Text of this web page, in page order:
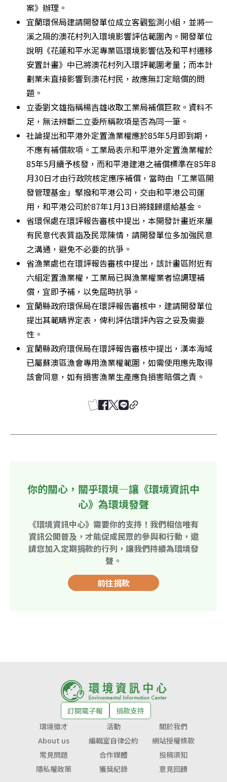
案》辦理。
宜蘭環保局建請開發單位成立客觀監測小組，並將一
溪之隔的澳花村列入環境影響評估範圍內。開發單位
說明《花蓮和平水泥專業區環境影響估及和平村遷移
安置計畫》中已將澳花村列入環評範圍考量；而本計
劃業未直接影響到澳花村民，故應無訂定賠償的問
題。
立委劉文雄指稱楊吉雄收取工業局補償巨款。資料不
足，無法辨斷二立委所稱款項是否為同一筆。
社論提出和平港外定置漁業權應於85年5月即到期，
不應有補償款項。工業局表示和平港外定置漁業權於
85年5月續予核發，而和平港建港之補償標準在85年8
月30日才由行政院核定應序補償，當時由「工業區開
發管理基金」掔撥和平港公司，交由和平港公司運
用，和平港公司於87年1月13日將錢歸還給基金。
省環保處在環評報告審核中提出，本開發計畫近來屢
有民意代表質詣及民眾陳情，請開發單位多加強民意
之溝通，避免不必要的抗爭。
省漁業處也在環評報告審核中提出，該計畫區附近有
六組定置漁業權，工業局已與漁業權業者協調理補
償，宜即予補，以免屆時抗爭。
宜蘭縣政府環保局在環評報告審核中，建請開發單位
提出其範疇界定表，俾利評估環評內容之妥及需要
性。
宜蘭縣政府環保局在環評報告審核中提出，漢本海域
已屬蘇澳區漁會專用漁業權範圍，如需使用應先取得
該會同意，如有損害漁業生產應負損害賠償之責。
你的關心，關乎環境—讓《環境資訊中
心》為環境發聲
《環境資訊中心》需要你的支持！我們相信唯有
資訊公開普及，才能促成民眾的參與和行動，邀
請您加入定期捐款的行列，讓我們持續為環境發
聲。
前往捐款
訂閱電子報
捐款支持
環境徵才
活動
關於我們
About us
編輯室自律公約
網站授權條款
常見問題
合作媒體
投稿須知
隱私權政策
獲獎紀錄 意見回饋